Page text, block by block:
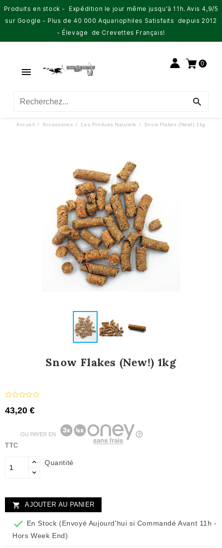
Produits en stock - Expédition le jour même jusqu'à 11h. Avis 4,9/5
sur Google - Plus de 40 000 Aquariophiles Satisfaits depuis 2012
- Élevage de Crevettes Français!

0

Accueil Accessoires Les Produits Naturels Snow Flakes (New!) 1kg
Snow Flakes (New!) 1kg
43,20 €
TTC
OU PAYER EN
Quantité
 AJOUTER AU PANIER
 En Stock (Envoyé Aujourd'hui si Commandé Avant 11h -
Hors Week End)